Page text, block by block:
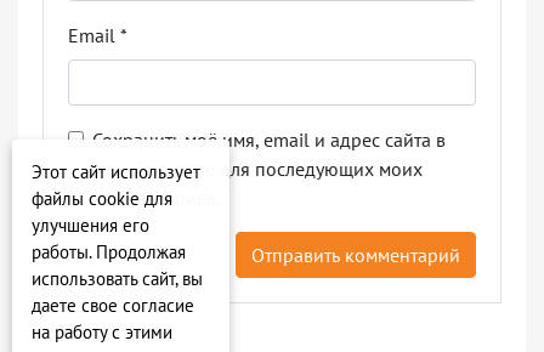
Email *
Сохранить моё имя, email и адрес сайта в
этом браузере для последующих моих
комментариев.
Этот сайт использует
файлы cookie для
улучшения его
работы. Продолжая
использовать сайт, вы
даете свое согласие
на работу с этими